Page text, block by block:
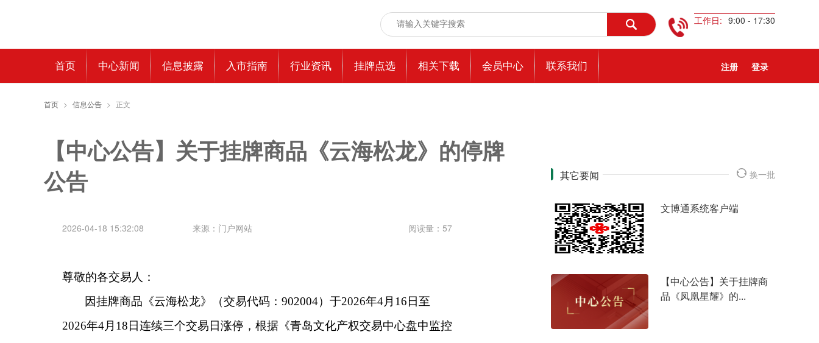
工作日: 9:00 - 17:30
首页 中心新闻 信息披露 入市指南 行业资讯 挂牌点选 相关下载 会员中心 联系我们 注册 登录
首页 > 信息公告 > 正文
【中心公告】关于挂牌商品《云海松龙》的停牌
公告
2026-04-18 15:32:08 来源：门户网站 阅读量： 57
尊敬的各交易人：
因挂牌商品《云海松龙》（交易代码：902004）于2026年4月16日至
2026年4月18日连续三个交易日涨停，根据《青岛文化产权交易中心盘中监控
其它要闻 换一批
文博通系统客户端
【中心公告】关于挂牌商
品《凤凰星耀》的...